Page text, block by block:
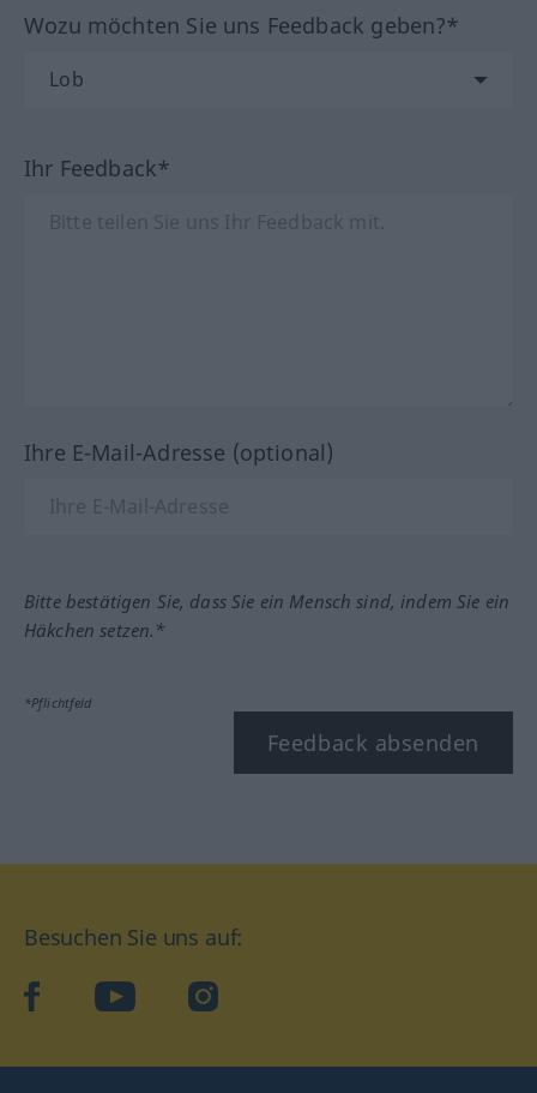
Wozu möchten Sie uns Feedback geben?*
Ihr Feedback*
Ihre E-Mail-Adresse (optional)
Bitte bestätigen Sie, dass Sie ein Mensch sind, indem Sie ein
Häkchen setzen.*
*Pflichtfeld
Feedback absenden
Besuchen Sie uns auf:
facebookYouTube Instagram